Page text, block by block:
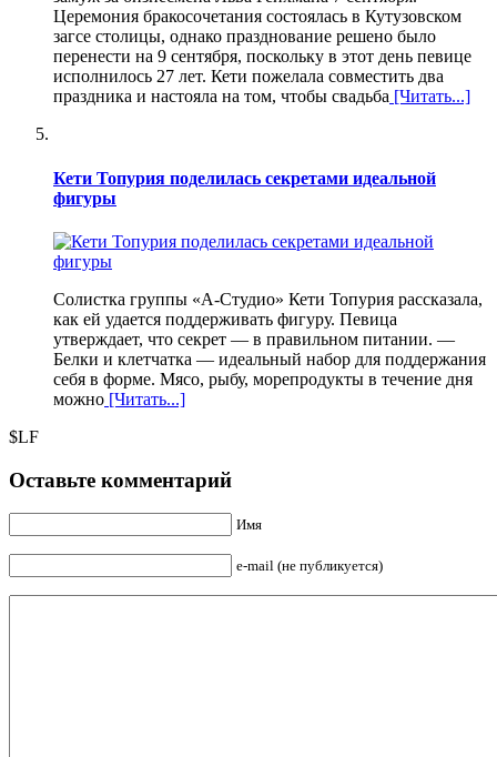
Церемония бракосочетания состоялась в Кутузовском
загсе столицы, однако празднование решено было
перенести на 9 сентября, поскольку в этот день певице
исполнилось 27 лет. Кети пожелала совместить два
праздника и настояла на том, чтобы свадьба [Читать...]
Кети Топурия поделилась секретами идеальной
фигуры
Солистка группы «А-Студио» Кети Топурия рассказала,
как ей удается поддерживать фигуру. Певица
утверждает, что секрет — в правильном питании. —
Белки и клетчатка — идеальный набор для поддержания
себя в форме. Мясо, рыбу, морепродукты в течение дня
можно [Читать...]
$LF
Оставьте комментарий
Имя
e-mail (не публикуется)